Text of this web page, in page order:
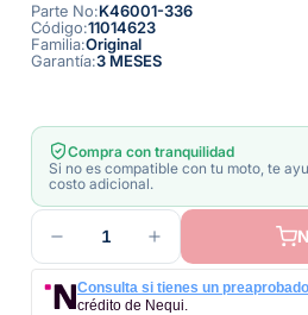
Parte No:K46001-336
Código:11014623
Familia:Original
Garantía:3 MESES
Compra con tranquilidad
Si no es compatible con tu moto, te
costo adicional.
1
Consulta si tienes un
crédito de Nequi.